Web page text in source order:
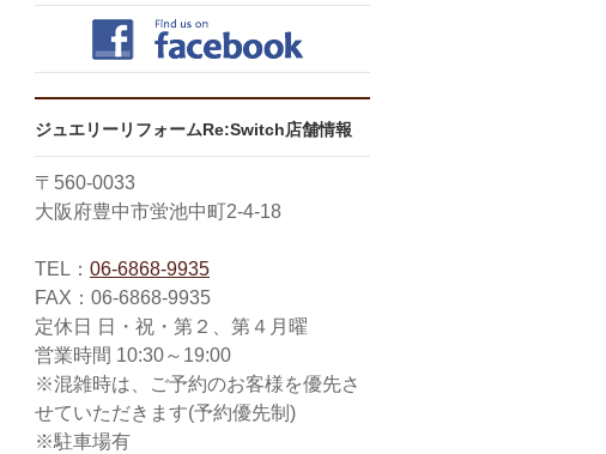
ジュエリーリフォームRe:Switch店舗情報
〒560-0033
大阪府豊中市蛍池中町2-4-18
TEL： 06-6868-9935
FAX：06-6868-9935
定休日 日・祝・第２、第４月曜
営業時間 10:30～19:00
※混雑時は、ご予約のお客様を優先さ
せていただきます(予約優先制)
※駐車場有